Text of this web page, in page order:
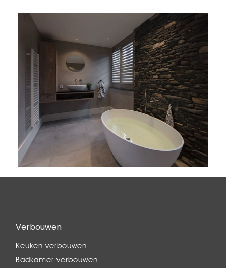
Verbouwen
Keuken verbouwen
Badkamer verbouwen